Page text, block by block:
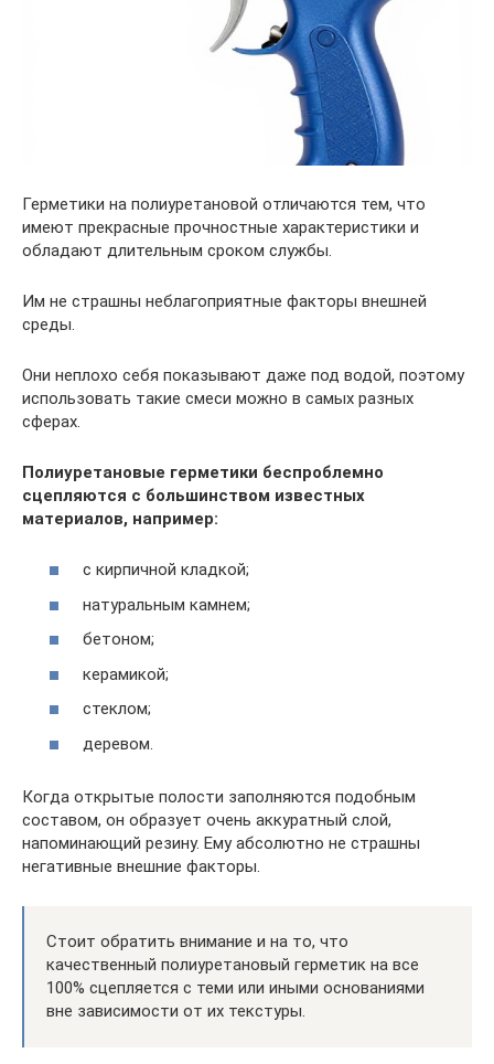
Герметики на полиуретановой отличаются тем, что
имеют прекрасные прочностные характеристики и
обладают длительным сроком службы.
Им не страшны неблагоприятные факторы внешней
среды.
Они неплохо себя показывают даже под водой, поэтому
использовать такие смеси можно в самых разных
сферах.
Полиуретановые герметики беспроблемно
сцепляются с большинством известных
материалов, например:
с кирпичной кладкой;
натуральным камнем;
бетоном;
керамикой;
стеклом;
деревом.
Когда открытые полости заполняются подобным
составом, он образует очень аккуратный слой,
напоминающий резину. Ему абсолютно не страшны
негативные внешние факторы.
Стоит обратить внимание и на то, что
качественный полиуретановый герметик на все
100% сцепляется с теми или иными основаниями
вне зависимости от их текстуры.